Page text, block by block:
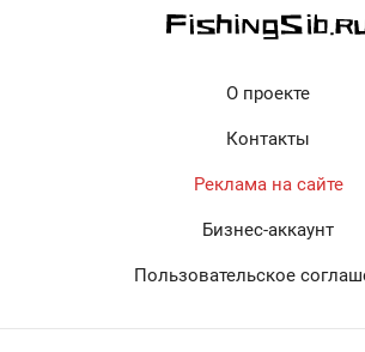
О проекте
Контакты
Реклама на сайте
Бизнес-аккаунт
Пользовательское